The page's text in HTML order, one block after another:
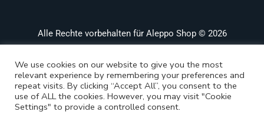
Alle Rechte vorbehalten für Aleppo Shop © 2026
We use cookies on our website to give you the most
relevant experience by remembering your preferences and
repeat visits. By clicking “Accept All”, you consent to the
use of ALL the cookies. However, you may visit "Cookie
Settings" to provide a controlled consent.